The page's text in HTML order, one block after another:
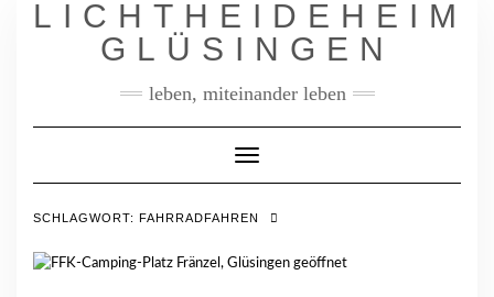
LICHTHEIDEHEIM
GLÜSINGEN
leben, miteinander leben
Toggle
SCHLAGWORT: FAHRRADFAHREN